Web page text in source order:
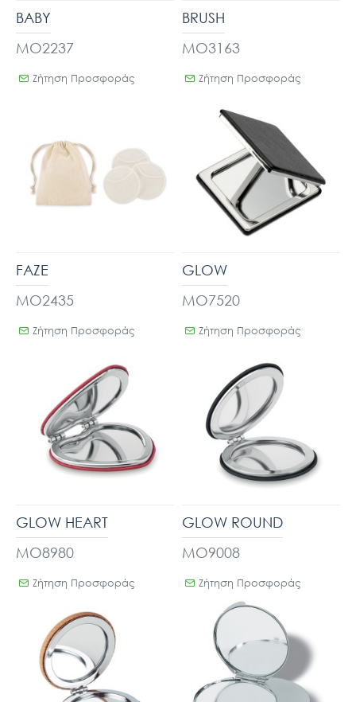
MO2237
BABY
Ζήτηση Προσφοράς
MO3163
BRUSH
Ζήτηση Προσφοράς
MO2435
FAZE
Ζήτηση Προσφοράς
MO7520
GLOW
Ζήτηση Προσφοράς
MO8980
GLOW HEART
Ζήτηση Προσφοράς
MO9008
GLOW ROUND
Ζήτηση Προσφοράς